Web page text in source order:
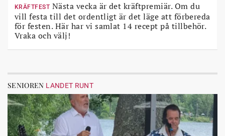
KRÄFTFEST Nästa vecka är det kräftpremiär. Om du
vill festa till det ordentligt är det läge att förbereda
för festen. Här har vi samlat 14 recept på tillbehör.
Vraka och välj!
SENIOREN LANDET RUNT